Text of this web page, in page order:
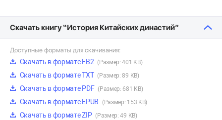
Скачать книгу “История Китайских династий”
Доступные форматы для скачивания:
Скачать в формате FB2 (Размер: 401 KB)
Скачать в формате TXT (Размер: 89 KB)
Скачать в формате PDF (Размер: 681 KB)
Скачать в формате EPUB (Размер: 153 KB)
Скачать в формате ZIP (Размер: 49 KB)